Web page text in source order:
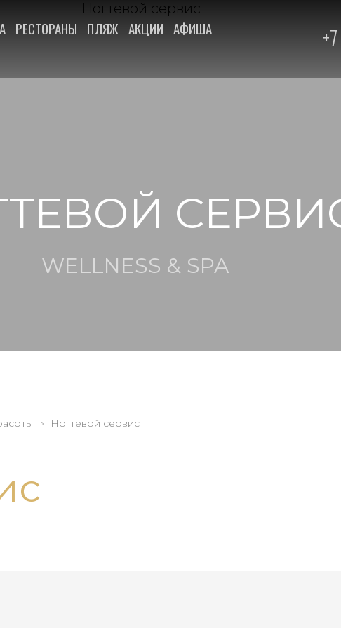
РЕСТОРАНЫ ПЛЯЖ АКЦИИ АФИША
WELLNESS & SPA
Ногтевой сервис